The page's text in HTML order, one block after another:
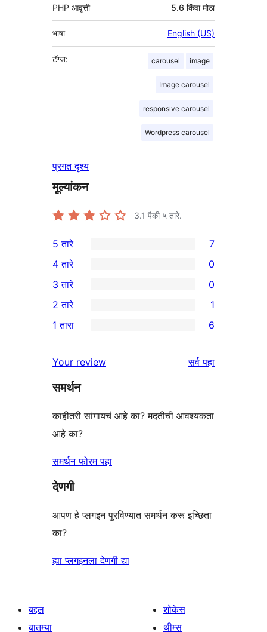
PHP आवृत्ती 5.6 किंवा मोठा
भाषा English (US)
टॅग्ज: carousel image
Image carousel
responsive carousel
Wordpress carousel
प्रगत दृश्य
मूल्यांकन
3.1 पैकी ५ तारे.
7
5-
तारांकित
परीक्षणे
5 तारे 7
4-
तारांकित
परीक्षणे
4 तारे 0
0
3-
तारांकित
3 तारे 0
2-
पुनरावलोकन
2 तारे 1
तारांकित
परीक्षणे
1 तारा 6
Your review सर्वपुनरावलोकने
पहा
समर्थन
काहीतरी सांगायचं आहे का? मदतीची आवश्यकता
आहे का?
समर्थन फोरम पहा
देणगी
आपण हे प्लगइन पुरविण्यात समर्थन करू इच्छिता
का?
ह्या प्लगइनला देणगी द्या
बद्दल
बातम्या
शोकेस
थीम्स